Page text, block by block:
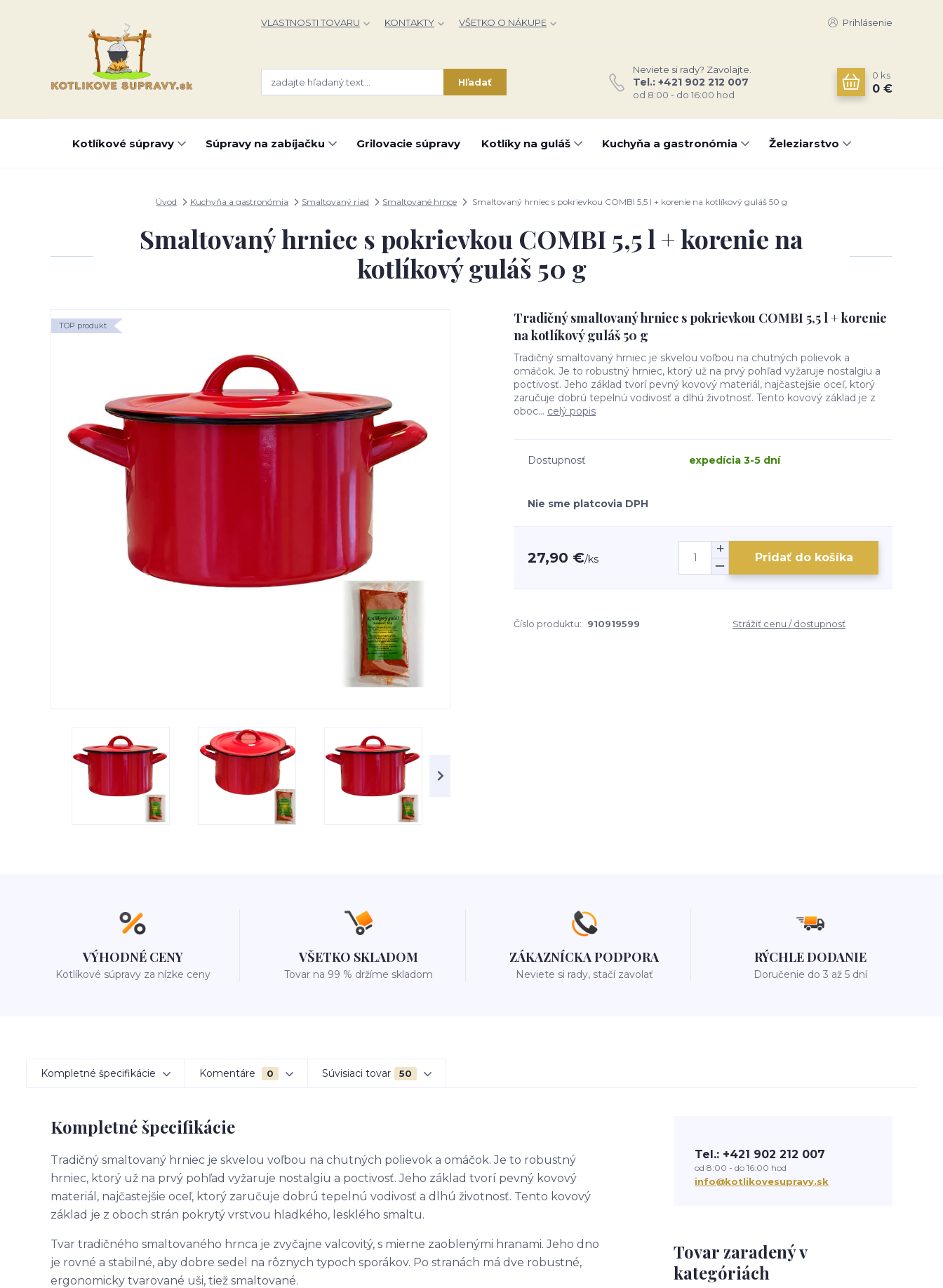
VLASTNOSTI TOVARU KONTAKTY VŠETKO O NÁKUPE Prihlásenie
Hľadať
Neviete si rady? Zavolajte.
Tel.: +421 902 212 007
od 8:00 - do 16:00 hod
0 ks
0 €
Kotlíkové súpravy Súpravy na zabíjačku Grilovacie súpravy Kotlíky na guláš Kuchyňa a gastronómia Železiarstvo
Úvod Kuchyňa a gastronómia Smaltovaný riad Smaltované hrnce Smaltovaný hrniec s pokrievkou COMBI 5,5 l + korenie na kotlíkový guláš 50 g
Smaltovaný hrniec s pokrievkou COMBI 5,5 l + korenie na
kotlíkový guláš 50 g
TOP produkt
Tradičný smaltovaný hrniec s pokrievkou COMBI 5,5 l + korenie
na kotlíkový guláš 50 g
Tradičný smaltovaný hrniec je skvelou voľbou na chutných polievok a
omáčok. Je to robustný hrniec, ktorý už na prvý pohľad vyžaruje nostalgiu a
poctivosť. Jeho základ tvorí pevný kovový materiál, najčastejšie oceľ, ktorý
zaručuje dobrú tepelnú vodivosť a dlhú životnosť. Tento kovový základ je z
oboc... celý popis
Dostupnosť expedícia 3-5 dní
Nie sme platcovia DPH
27,90 €/ks Pridať do košíka
Číslo produktu: 910919599 Strážiť cenu / dostupnosť
VÝHODNÉ CENY
Kotlíkové súpravy za nízke ceny
VŠETKO SKLADOM
Tovar na 99 % držíme skladom
ZÁKAZNÍCKA PODPORA
Neviete si rady, stačí zavolať
RÝCHLE DODANIE
Doručenie do 3 až 5 dní
Kompletné špecifikácie Komentáre 0 Súvisiaci tovar 50
Kompletné špecifikácie
Tradičný smaltovaný hrniec je skvelou voľbou na chutných polievok a omáčok. Je to robustný
hrniec, ktorý už na prvý pohľad vyžaruje nostalgiu a poctivosť. Jeho základ tvorí pevný kovový
materiál, najčastejšie oceľ, ktorý zaručuje dobrú tepelnú vodivosť a dlhú životnosť. Tento kovový
základ je z oboch strán pokrytý vrstvou hladkého, lesklého smaltu.
Tvar tradičného smaltovaného hrnca je zvyčajne valcovitý, s mierne zaoblenými hranami. Jeho dno
je rovné a stabilné, aby dobre sedel na rôznych typoch sporákov. Po stranách má dve robustné,
ergonomicky tvarované uši, tiež smaltované.
Tovar zaradený v
kategóriách
Tel.: +421 902 212 007
od 8:00 - do 16:00 hod
info@kotlikovesupravy.sk